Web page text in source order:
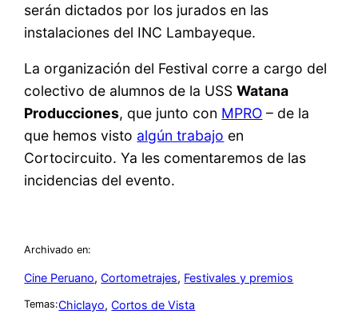
serán dictados por los jurados en las
instalaciones del INC Lambayeque.
La organización del Festival corre a cargo del
colectivo de alumnos de la USSWatana
Producciones, que junto con MPRO – de la
que hemos visto algún trabajo en
Cortocircuito. Ya les comentaremos de las
incidencias del evento.
Archivado en:
Cine Peruano, Cortometrajes, Festivales y premios
Temas:Chiclayo, Cortos de Vista